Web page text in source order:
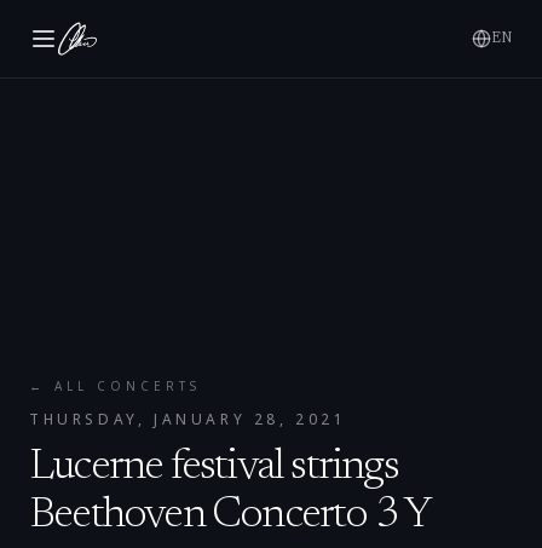
EN
← ALL CONCERTS
THURSDAY, JANUARY 28, 2021
Lucerne festival strings
Beethoven Concerto 3 Y